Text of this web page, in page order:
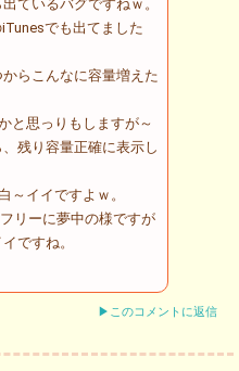
ているバグですねｗ。
でも出てました
らこんなに容量増えた
と思っりもしますが～
残り容量正確に表示し
イイですよｗ。
リーに夢中の様ですが
ですね。
▶このコメントに返信